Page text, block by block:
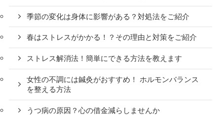
季節の変化は身体に影響がある？対処法をご紹介
春はストレスがかかる！？その理由と対策をご紹介
ストレス解消法！簡単にできる方法を教えます
女性の不調には鍼灸がおすすめ！ ホルモンバランス
を整える方法
うつ病の原因？心の借金減らしませんか